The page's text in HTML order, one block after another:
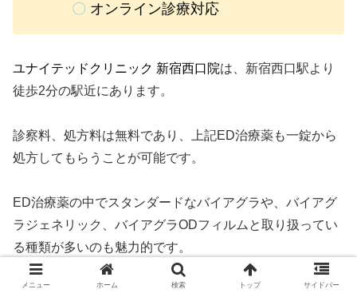
〇 オンライン診療対応
ユナイテッドクリニック 新宿西口院は、新宿西口駅より
徒歩2分の駅近にあります。
診察料、処方料は無料であり、上記ED治療薬も一錠から
処方してもらうことが可能です。
ED治療薬の中でスタンダードなバイアグラや、バイアグ
ラジェネリック、バイアグラODフィルムと取り扱ってい
る種類が多いのも魅力的です。
メニュー ホーム 検索 トップ サイドバー